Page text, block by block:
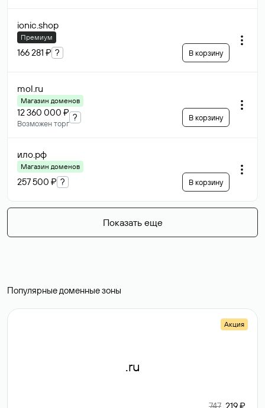
ionic.shop
Премиум
166 281 ₽ ? В корзину
mol.ru
Магазин доменов
12 360 000 ₽
Возможен торг
? В корзину
ило.рф
Магазин доменов
257 500 ₽ ? В корзину
Показать еще
Популярные доменные зоны
Акция
.ru